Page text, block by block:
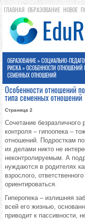
ГЛАВНАЯ ОБРАЗОВАНИЕ НОВОЕ
ОБРАЗОВАНИЕ» СОЦИАЛЬНО-
РИСКА » ОСОБЕННОСТИ
СЕМЕННЫХ ОТНОШЕНИЙ
Особенности отношений
типа семенных отношений
Страница 2
Сочетание безразличного
контроля – гипоопека –
отношений. Подросткам
их делами никто не
неконтролируемым. А
нуждаются в родителях
взрослого,
ориентироваться.
Гиперопека – излишняя
всей его жизнью,
приводит к пассивности,